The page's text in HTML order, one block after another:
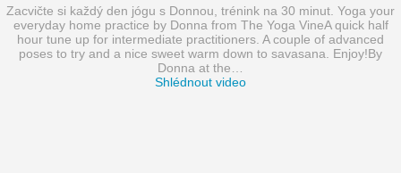
Zacvičte si každý den jógu s Donnou, trénink na 30 minut. Yoga your
everyday home practice by Donna from The Yoga VineA quick half
hour tune up for intermediate practitioners. A couple of advanced
poses to try and a nice sweet warm down to savasana. Enjoy!By
Donna at the…
Shlédnout video